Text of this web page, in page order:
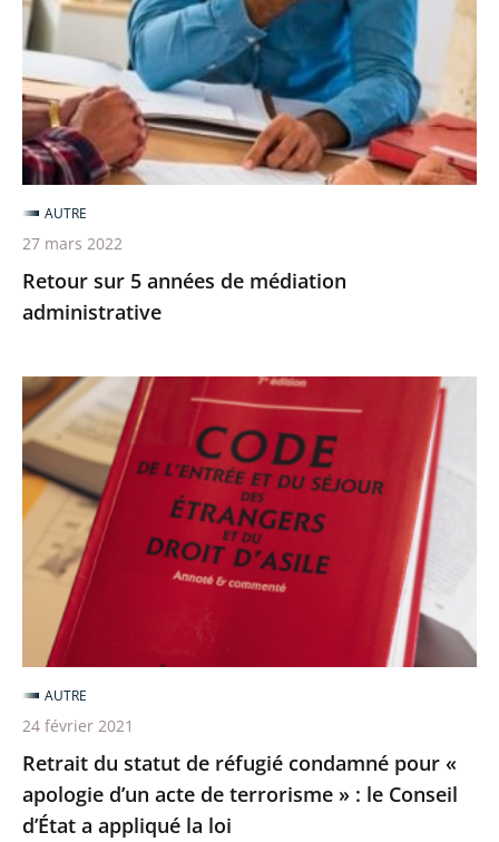
de
médiation
administrative
Retour sur 5 années de médiation
administrative
AUTRE
27 mars 2022
Retrait
du
statut
de
réfugié
condamné
pour
apologie
d’un
acte
de
terrorisme
»
:
Retrait du statut de réfugié condamné pour «
apologie d’un acte de terrorisme » : le Conseil
d’État a appliqué la loi
AUTRE
24 février 2021